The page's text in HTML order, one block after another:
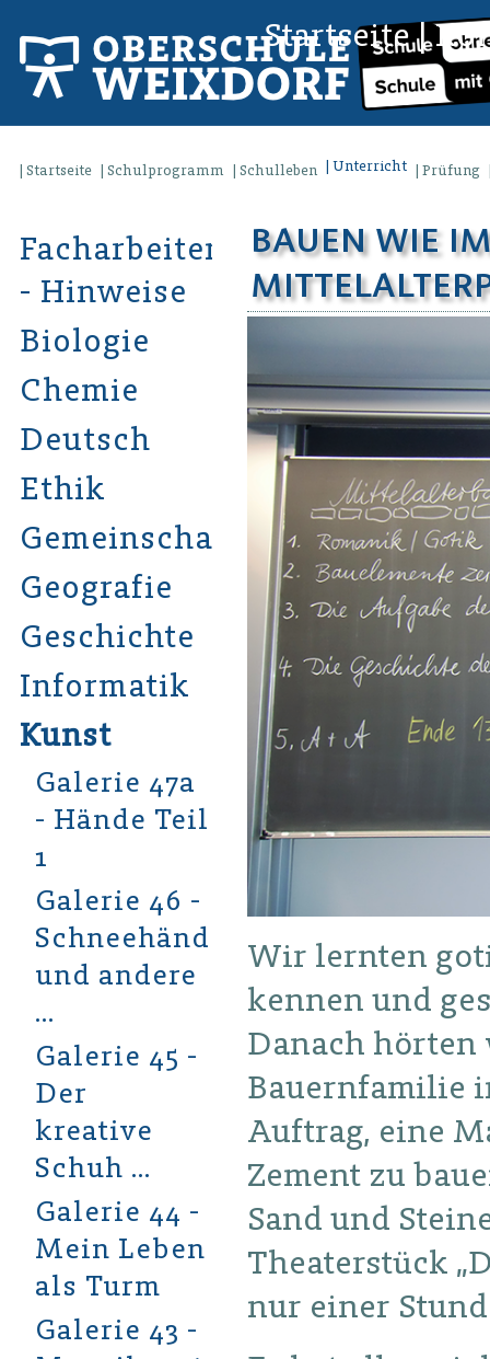
Startseite|
Startseite Schulprogramm Schulleben Unterricht Prüfung
BAUEN WIE
Wir lernten
kennen und
Danach hörten
Bauernfamilie
Auftrag, eine
Zement zu
Sand und
Theaterstück
nur einer
Facharbeiten
- Hinweise
Biologie
Chemie
Deutsch
Ethik
Gemeinschaftskunde
Geografie
Geschichte
Informatik
Kunst
Galerie 47a
- Hände Teil
1
Galerie 46 -
Schneehände
und andere
…
Galerie 45 -
Der
kreative
Schuh …
Galerie 44 -
Mein Leben
als Turm
Galerie 43 -